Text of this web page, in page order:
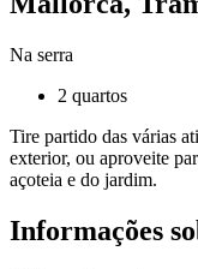
Na serra
2 quartos
Tire partido das várias
exterior, ou aproveite
açoteia e do jardim.
Informações